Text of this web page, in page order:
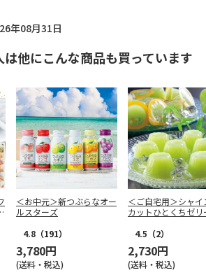
年08月31日
他にこんな商品も買っています
＜お中元＞新つぶらなオー
ルスターズ
4.8 （191）
3,780円
(送料・税込)
＜ご自宅用＞シャイ
カットひとくちゼリ
4.5 （2）
2,730円
(送料・税込)